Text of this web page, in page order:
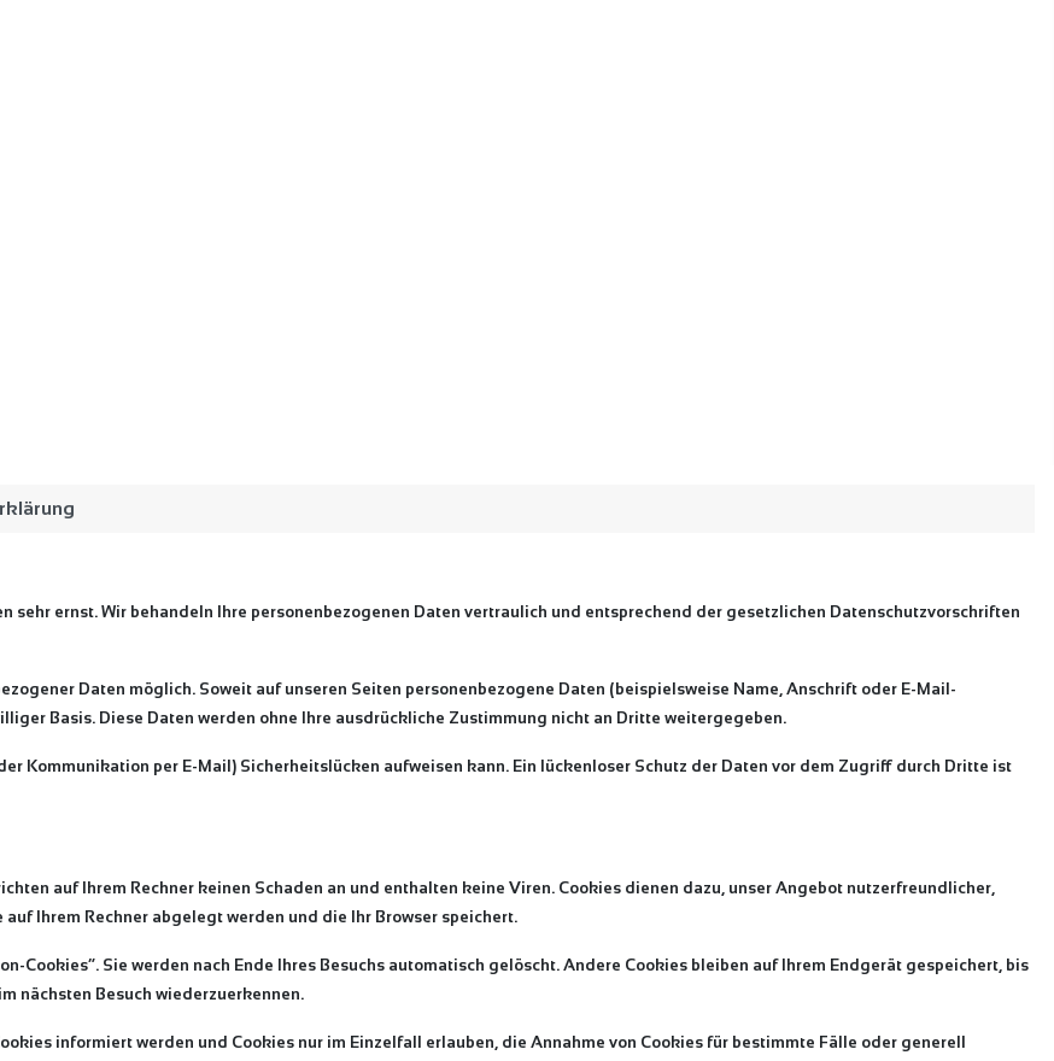
sehr ernst. Wir behandeln Ihre personenbezogenen Daten vertraulich und entsprechend der gesetzlichen Datenschutzvorschriften
Daten möglich. Soweit auf unseren Seiten personenbezogene Daten (beispielsweise Name, Anschrift oder E-Mail-
Basis. Diese Daten werden ohne Ihre ausdrückliche Zustimmung nicht an Dritte weitergegeben.
Kommunikation per E-Mail) Sicherheitslücken aufweisen kann. Ein lückenloser Schutz der Daten vor dem Zugriff durch Dritte ist
auf Ihrem Rechner keinen Schaden an und enthalten keine Viren. Cookies dienen dazu, unser Angebot nutzerfreundlicher,
Ihrem Rechner abgelegt werden und die Ihr Browser speichert.
Cookies“. Sie werden nach Ende Ihres Besuchs automatisch gelöscht. Andere Cookies bleiben auf Ihrem Endgerät gespeichert, bis
nächsten Besuch wiederzuerkennen.
informiert werden und Cookies nur im Einzelfall erlauben, die Annahme von Cookies für bestimmte Fälle oder generell